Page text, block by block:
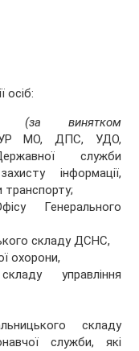
осіб:
(за винятком
МО, ДПС, УДО,
служби
інформації,
транспорту;
Генерального
складу ДСНС,
охорони,
управління
складу
служби, які